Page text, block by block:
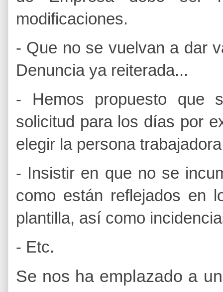
modificaciones.
- Que no se vuelvan a dar
Denuncia ya reiterada...
- Hemos propuesto que
solicitud para los días por
elegir la persona
- Insistir en que no se
como están reflejados en l
plantilla, así como
- Etc.
Se nos ha emplazado a